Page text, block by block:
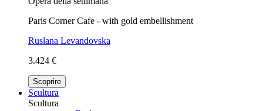
Paris Corner Cafe - with gold embellishment
Ruslana Levandovska
3.424 €
Scoprire
Scultura
Scultura